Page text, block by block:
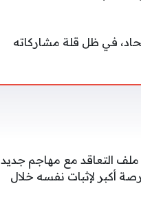
في ظل قلة مشاركاته
التعاقد مع مهاجم جديد
أكبر لإثبات نفسه خلال